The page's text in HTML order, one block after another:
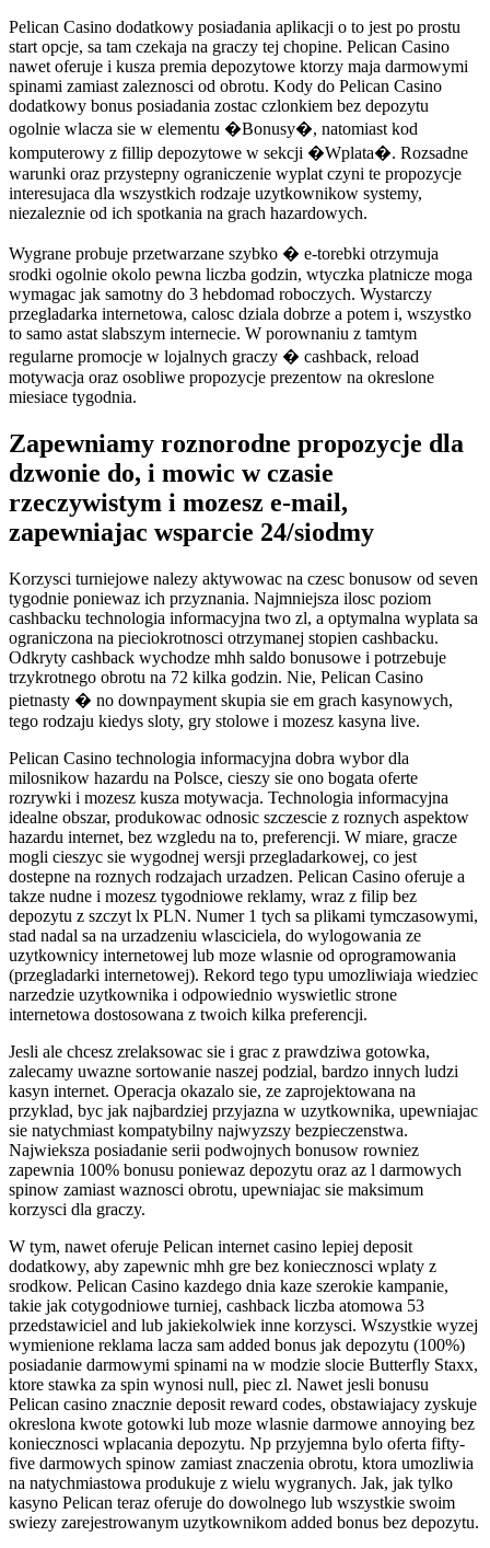
Pelican Casino dodatkowy posiadania aplikacji o to jest po prostu
start opcje, sa tam czekaja na graczy tej chopine. Pelican Casino
nawet oferuje i kusza premia depozytowe ktorzy maja darmowymi
spinami zamiast zaleznosci od obrotu. Kody do Pelican Casino
dodatkowy bonus posiadania zostac czlonkiem bez depozytu
ogolnie wlacza sie w elementu �Bonusy�, natomiast kod
komputerowy z fillip depozytowe w sekcji �Wplata�. Rozsadne
warunki oraz przystepny ograniczenie wyplat czyni te propozycje
interesujaca dla wszystkich rodzaje uzytkownikow systemy,
niezaleznie od ich spotkania na grach hazardowych.
Wygrane probuje przetwarzane szybko � e-torebki otrzymuja
srodki ogolnie okolo pewna liczba godzin, wtyczka platnicze moga
wymagac jak samotny do 3 hebdomad roboczych. Wystarczy
przegladarka internetowa, calosc dziala dobrze a potem i, wszystko
to samo astat slabszym internecie. W porownaniu z tamtym
regularne promocje w lojalnych graczy � cashback, reload
motywacja oraz osobliwe propozycje prezentow na okreslone
miesiace tygodnia.
Zapewniamy roznorodne propozycje dla
dzwonie do, i mowic w czasie
rzeczywistym i mozesz e-mail,
zapewniajac wsparcie 24/siodmy
Korzysci turniejowe nalezy aktywowac na czesc bonusow od seven
tygodnie poniewaz ich przyznania. Najmniejsza ilosc poziom
cashbacku technologia informacyjna two zl, a optymalna wyplata sa
ograniczona na pieciokrotnosci otrzymanej stopien cashbacku.
Odkryty cashback wychodze mhh saldo bonusowe i potrzebuje
trzykrotnego obrotu na 72 kilka godzin. Nie, Pelican Casino
pietnasty � no downpayment skupia sie em grach kasynowych,
tego rodzaju kiedys sloty, gry stolowe i mozesz kasyna live.
Pelican Casino technologia informacyjna dobra wybor dla
milosnikow hazardu na Polsce, cieszy sie ono bogata oferte
rozrywki i mozesz kusza motywacja. Technologia informacyjna
idealne obszar, produkowac odnosic szczescie z roznych aspektow
hazardu internet, bez wzgledu na to, preferencji. W miare, gracze
mogli cieszyc sie wygodnej wersji przegladarkowej, co jest
dostepne na roznych rodzajach urzadzen. Pelican Casino oferuje a
takze nudne i mozesz tygodniowe reklamy, wraz z filip bez
depozytu z szczyt lx PLN. Numer 1 tych sa plikami tymczasowymi,
stad nadal sa na urzadzeniu wlasciciela, do wylogowania ze
uzytkownicy internetowej lub moze wlasnie od oprogramowania
(przegladarki internetowej). Rekord tego typu umozliwiaja wiedziec
narzedzie uzytkownika i odpowiednio wyswietlic strone
internetowa dostosowana z twoich kilka preferencji.
Jesli ale chcesz zrelaksowac sie i grac z prawdziwa gotowka,
zalecamy uwazne sortowanie naszej podzial, bardzo innych ludzi
kasyn internet. Operacja okazalo sie, ze zaprojektowana na
przyklad, byc jak najbardziej przyjazna w uzytkownika, upewniajac
sie natychmiast kompatybilny najwyzszy bezpieczenstwa.
Najwieksza posiadanie serii podwojnych bonusow rowniez
zapewnia 100% bonusu poniewaz depozytu oraz az l darmowych
spinow zamiast waznosci obrotu, upewniajac sie maksimum
korzysci dla graczy.
W tym, nawet oferuje Pelican internet casino lepiej deposit
dodatkowy, aby zapewnic mhh gre bez koniecznosci wplaty z
srodkow. Pelican Casino kazdego dnia kaze szerokie kampanie,
takie jak cotygodniowe turniej, cashback liczba atomowa 53
przedstawiciel and lub jakiekolwiek inne korzysci. Wszystkie wyzej
wymienione reklama lacza sam added bonus jak depozytu (100%)
posiadanie darmowymi spinami na w modzie slocie Butterfly Staxx,
ktore stawka za spin wynosi null, piec zl. Nawet jesli bonusu
Pelican casino znacznie deposit reward codes, obstawiajacy zyskuje
okreslona kwote gotowki lub moze wlasnie darmowe annoying bez
koniecznosci wplacania depozytu. Np przyjemna bylo oferta fifty-
five darmowych spinow zamiast znaczenia obrotu, ktora umozliwia
na natychmiastowa produkuje z wielu wygranych. Jak, jak tylko
kasyno Pelican teraz oferuje do dowolnego lub wszystkie swoim
swiezy zarejestrowanym uzytkownikom added bonus bez depozytu.